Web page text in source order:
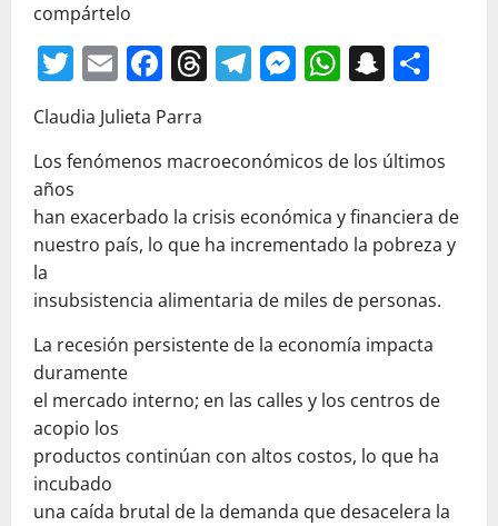
compártelo
Twitter
EmailFacebook
Threads
Telegram
Messenger
Claudia Julieta Parra
Los fenómenos macroeconómicos de los últimos
años
han exacerbado la crisis económica y financiera de
nuestro país, lo que ha incrementado la pobreza y
la
insubsistencia alimentaria de miles de personas.
La recesión persistente de la economía impacta
duramente
el mercado interno; en las calles y los centros de
acopio los
productos continúan con altos costos, lo que ha
incubado
una caída brutal de la demanda que desacelera la